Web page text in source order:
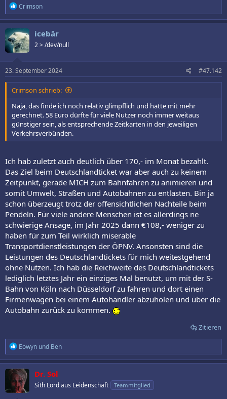
R
e
a
k
t
i
o
e
n
:
Crimson
icebär
2 > /dev/null
23. September 2024 #47.142
Crimson schrieb:
Naja, das finde ich noch relativ glimpflich und hätte mit mehr
gerechnet. 58 Euro dürfte für viele Nutzer noch immer weitaus
günstiger sein, als entsprechende Zeitkarten in den jeweiligen
Verkehrsverbünden.
Ich hab zuletzt auch deutlich über 170,- im Monat bezahlt.
Das Ziel beim Deutschlandticket war aber auch zu keinem
Zeitpunkt, gerade MICH zum Bahnfahren zu animieren und
somit Umwelt, Straßen und Autobahnen zu entlasten. Bin ja
schon überzeugt trotz der offensichtlichen Nachteile beim
Pendeln. Für viele andere Menschen ist es allerdings ne
schwierige Ansage, im Jahr 2025 dann €108,- weniger zu
haben für zum Teil wirklich miserable
Transportdienstleistungen der ÖPNV. Ansonsten sind die
Leistungen des Deutschlandtickets für mich weitestgehend
ohne Nutzen. Ich hab die Reichweite des Deutschlandtickets
lediglich letztes Jahr ein einziges Mal benutzt, um mit der S-
Bahn von Köln nach Düsseldorf zu fahren und dort einen
Firmenwagen bei einem Autohändler abzuholen und über die
Autobahn zurück zu kommen.
Zitieren
R
e
a
k
t
i
o
Eowyn und Ben
Dr. Sol
Sith Lord aus Leidenschaft Teammitglied